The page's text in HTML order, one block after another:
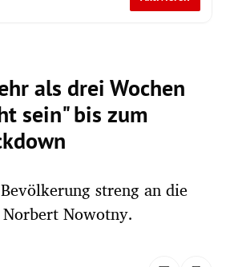
als drei Wochen
sein" bis zum
streng an die
Nowotny.